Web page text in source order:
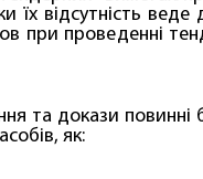
їх відсутність
при проведенні
та докази повинні
як: